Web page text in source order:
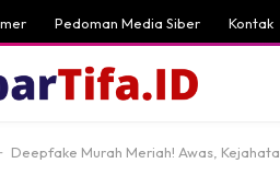
Pedoman Media Siber Kontak
Deepfake Murah Meriah! Awas,